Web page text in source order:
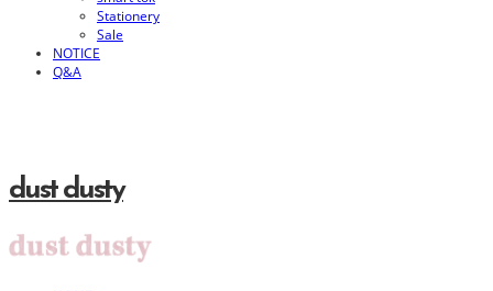
Stationery
Sale
NOTICE
Q&A
dust dusty